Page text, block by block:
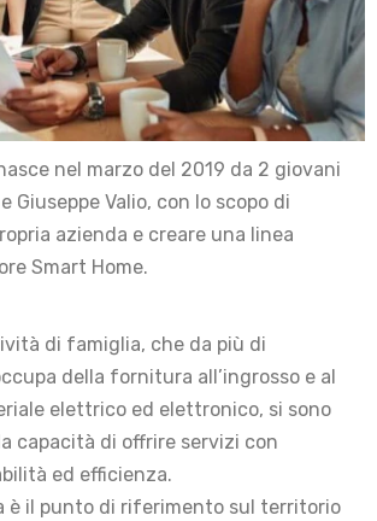
nel marzo del 2019 da 2 giovani
Giuseppe Valio, con lo scopo di
azienda e creare una linea
Smart Home.
di famiglia, che da più di
della fornitura all’ingrosso e al
elettrico ed elettronico, si sono
capacità di offrire servizi con
ed efficienza.
è il punto di riferimento sul territorio